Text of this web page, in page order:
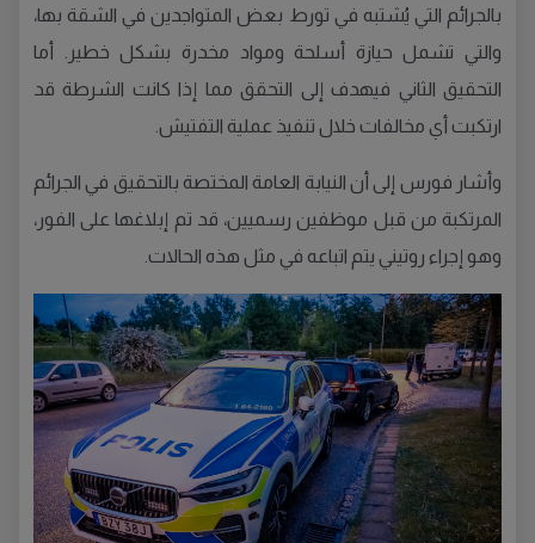
بالجرائم التي يُشتبه في تورط بعض المتواجدين في الشقة بها،
والتي تشمل حيازة أسلحة ومواد مخدرة بشكل خطير. أما
التحقيق الثاني فيهدف إلى التحقق مما إذا كانت الشرطة قد
ارتكبت أي مخالفات خلال تنفيذ عملية التفتيش.
وأشار فورس إلى أن النيابة العامة المختصة بالتحقيق في الجرائم
المرتكبة من قبل موظفين رسميين، قد تم إبلاغها على الفور،
وهو إجراء روتيني يتم اتباعه في مثل هذه الحالات.